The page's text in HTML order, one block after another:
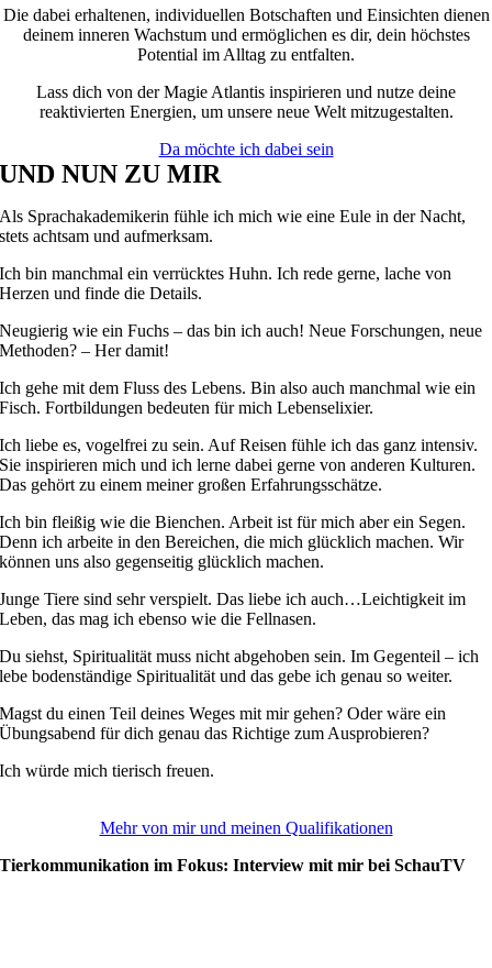
Die dabei erhaltenen, individuellen Botschaften und Einsichten dienen
deinem inneren Wachstum und ermöglichen es dir, dein höchstes
Potential im Alltag zu entfalten.
Lass dich von der Magie Atlantis inspirieren und nutze deine
reaktivierten Energien, um unsere neue Welt mitzugestalten.
Da möchte ich dabei sein
UND NUN ZU MIR
Als Sprachakademikerin fühle ich mich wie eine Eule in der Nacht,
stets achtsam und aufmerksam.
Ich bin manchmal ein verrücktes Huhn. Ich rede gerne, lache von
Herzen und finde die Details.
Neugierig wie ein Fuchs – das bin ich auch! Neue Forschungen, neue
Methoden? – Her damit!
Ich gehe mit dem Fluss des Lebens. Bin also auch manchmal wie ein
Fisch. Fortbildungen bedeuten für mich Lebenselixier.
Ich liebe es, vogelfrei zu sein. Auf Reisen fühle ich das ganz intensiv.
Sie inspirieren mich und ich lerne dabei gerne von anderen Kulturen.
Das gehört zu einem meiner großen Erfahrungsschätze.
Ich bin fleißig wie die Bienchen. Arbeit ist für mich aber ein Segen.
Denn ich arbeite in den Bereichen, die mich glücklich machen. Wir
können uns also gegenseitig glücklich machen.
Junge Tiere sind sehr verspielt. Das liebe ich auch…Leichtigkeit im
Leben, das mag ich ebenso wie die Fellnasen.
Du siehst, Spiritualität muss nicht abgehoben sein. Im Gegenteil – ich
lebe bodenständige Spiritualität und das gebe ich genau so weiter.
Magst du einen Teil deines Weges mit mir gehen? Oder wäre ein
Übungsabend für dich genau das Richtige zum Ausprobieren?
Ich würde mich tierisch freuen.
Mehr von mir und meinen Qualifikationen
Tierkommunikation im Fokus: Interview mit mir bei SchauTV